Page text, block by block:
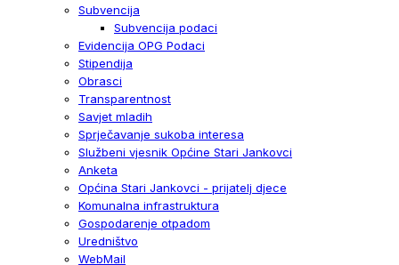
Subvencija
Subvencija podaci
Evidencija OPG Podaci
Stipendija
Obrasci
Transparentnost
Savjet mladih
Sprječavanje sukoba interesa
Službeni vjesnik Općine Stari Jankovci
Anketa
Općina Stari Jankovci - prijatelj djece
Komunalna infrastruktura
Gospodarenje otpadom
Uredništvo
WebMail